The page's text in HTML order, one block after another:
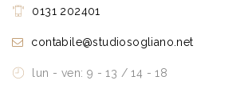
0131 202401
contabile@studiosogliano.net
lun - ven: 9 - 13 / 14 - 18